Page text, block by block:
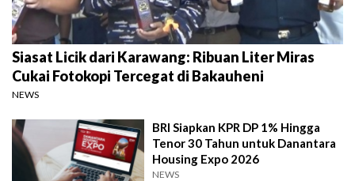
Siasat Licik dari Karawang: Ribuan Liter Miras
Cukai Fotokopi Tercegat di Bakauheni
NEWS
BRI Siapkan KPR DP 1% Hingga
Tenor 30 Tahun untuk Danantara
Housing Expo 2026
NEWS